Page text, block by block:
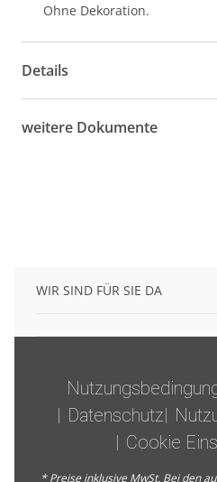
Ohne Dekoration.
Details
weitere Dokumente
WIR SIND FÜR SIE DA
Datenschutz
Cookie
* Preise inklusive MwSt. Bei den